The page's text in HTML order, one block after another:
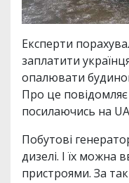
Експерти
заплатити
опалювати
Про це повідомляє
посилаючись на
Побутові
дизелі. І їх
пристроями. За